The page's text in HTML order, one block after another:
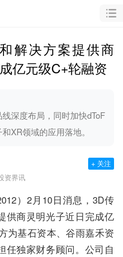
解决方案提供商
亿元级C+轮融资
深度布局，同时加快dToF
XR领域的应用落地。
资界讯
+ 关注
）2月10日消息，3D传
供商灵明光子近日完成亿
为基石资本、谷雨嘉禾资
任独家财务顾问。公司自